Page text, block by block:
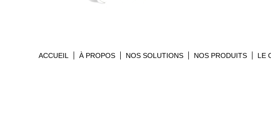
ACCUEIL À PROPOS NOS SOLUTIONS NOS PRODUITS LE